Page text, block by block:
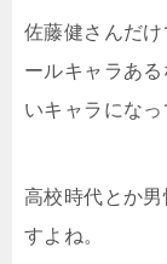
佐藤健さんだ
ールキャラあ
いキャラになっ
高校時代とか
すよね。